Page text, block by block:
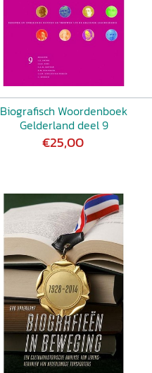
Biografisch Woordenboek
Gelderland deel 9
€25,00